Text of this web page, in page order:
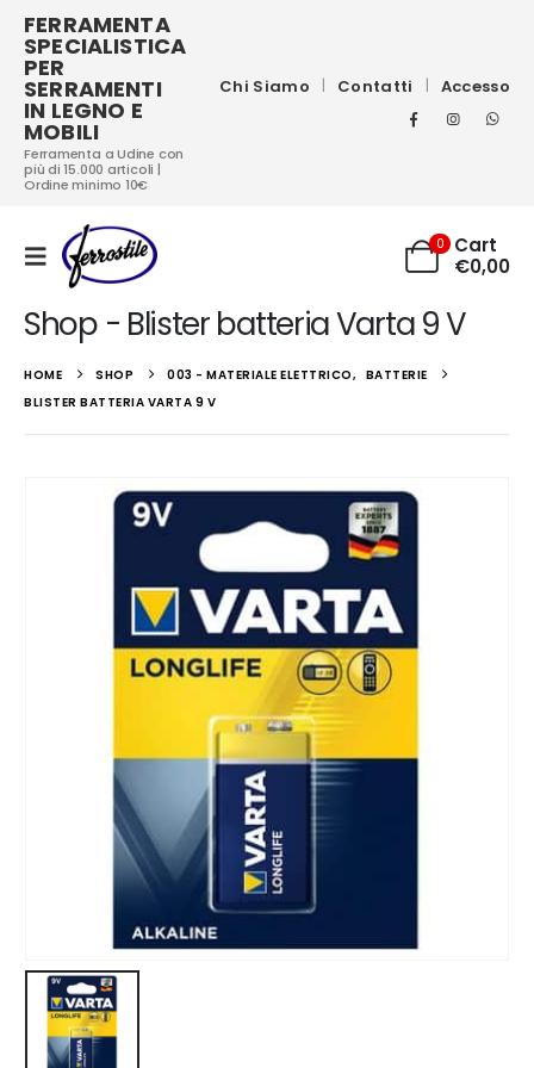
FERRAMENTA
SPECIALISTICA
PER
SERRAMENTI
IN LEGNO E
MOBILI
Ferramenta a Udine con
più di 15.000 articoli |
Ordine minimo 10€
Chi Siamo Contatti Accesso
0
Cart
€0,00
Shop - Blister batteria Varta 9 V
HOME SHOP 003 - MATERIALE ELETTRICO, BATTERIE
BLISTER BATTERIA VARTA 9 V